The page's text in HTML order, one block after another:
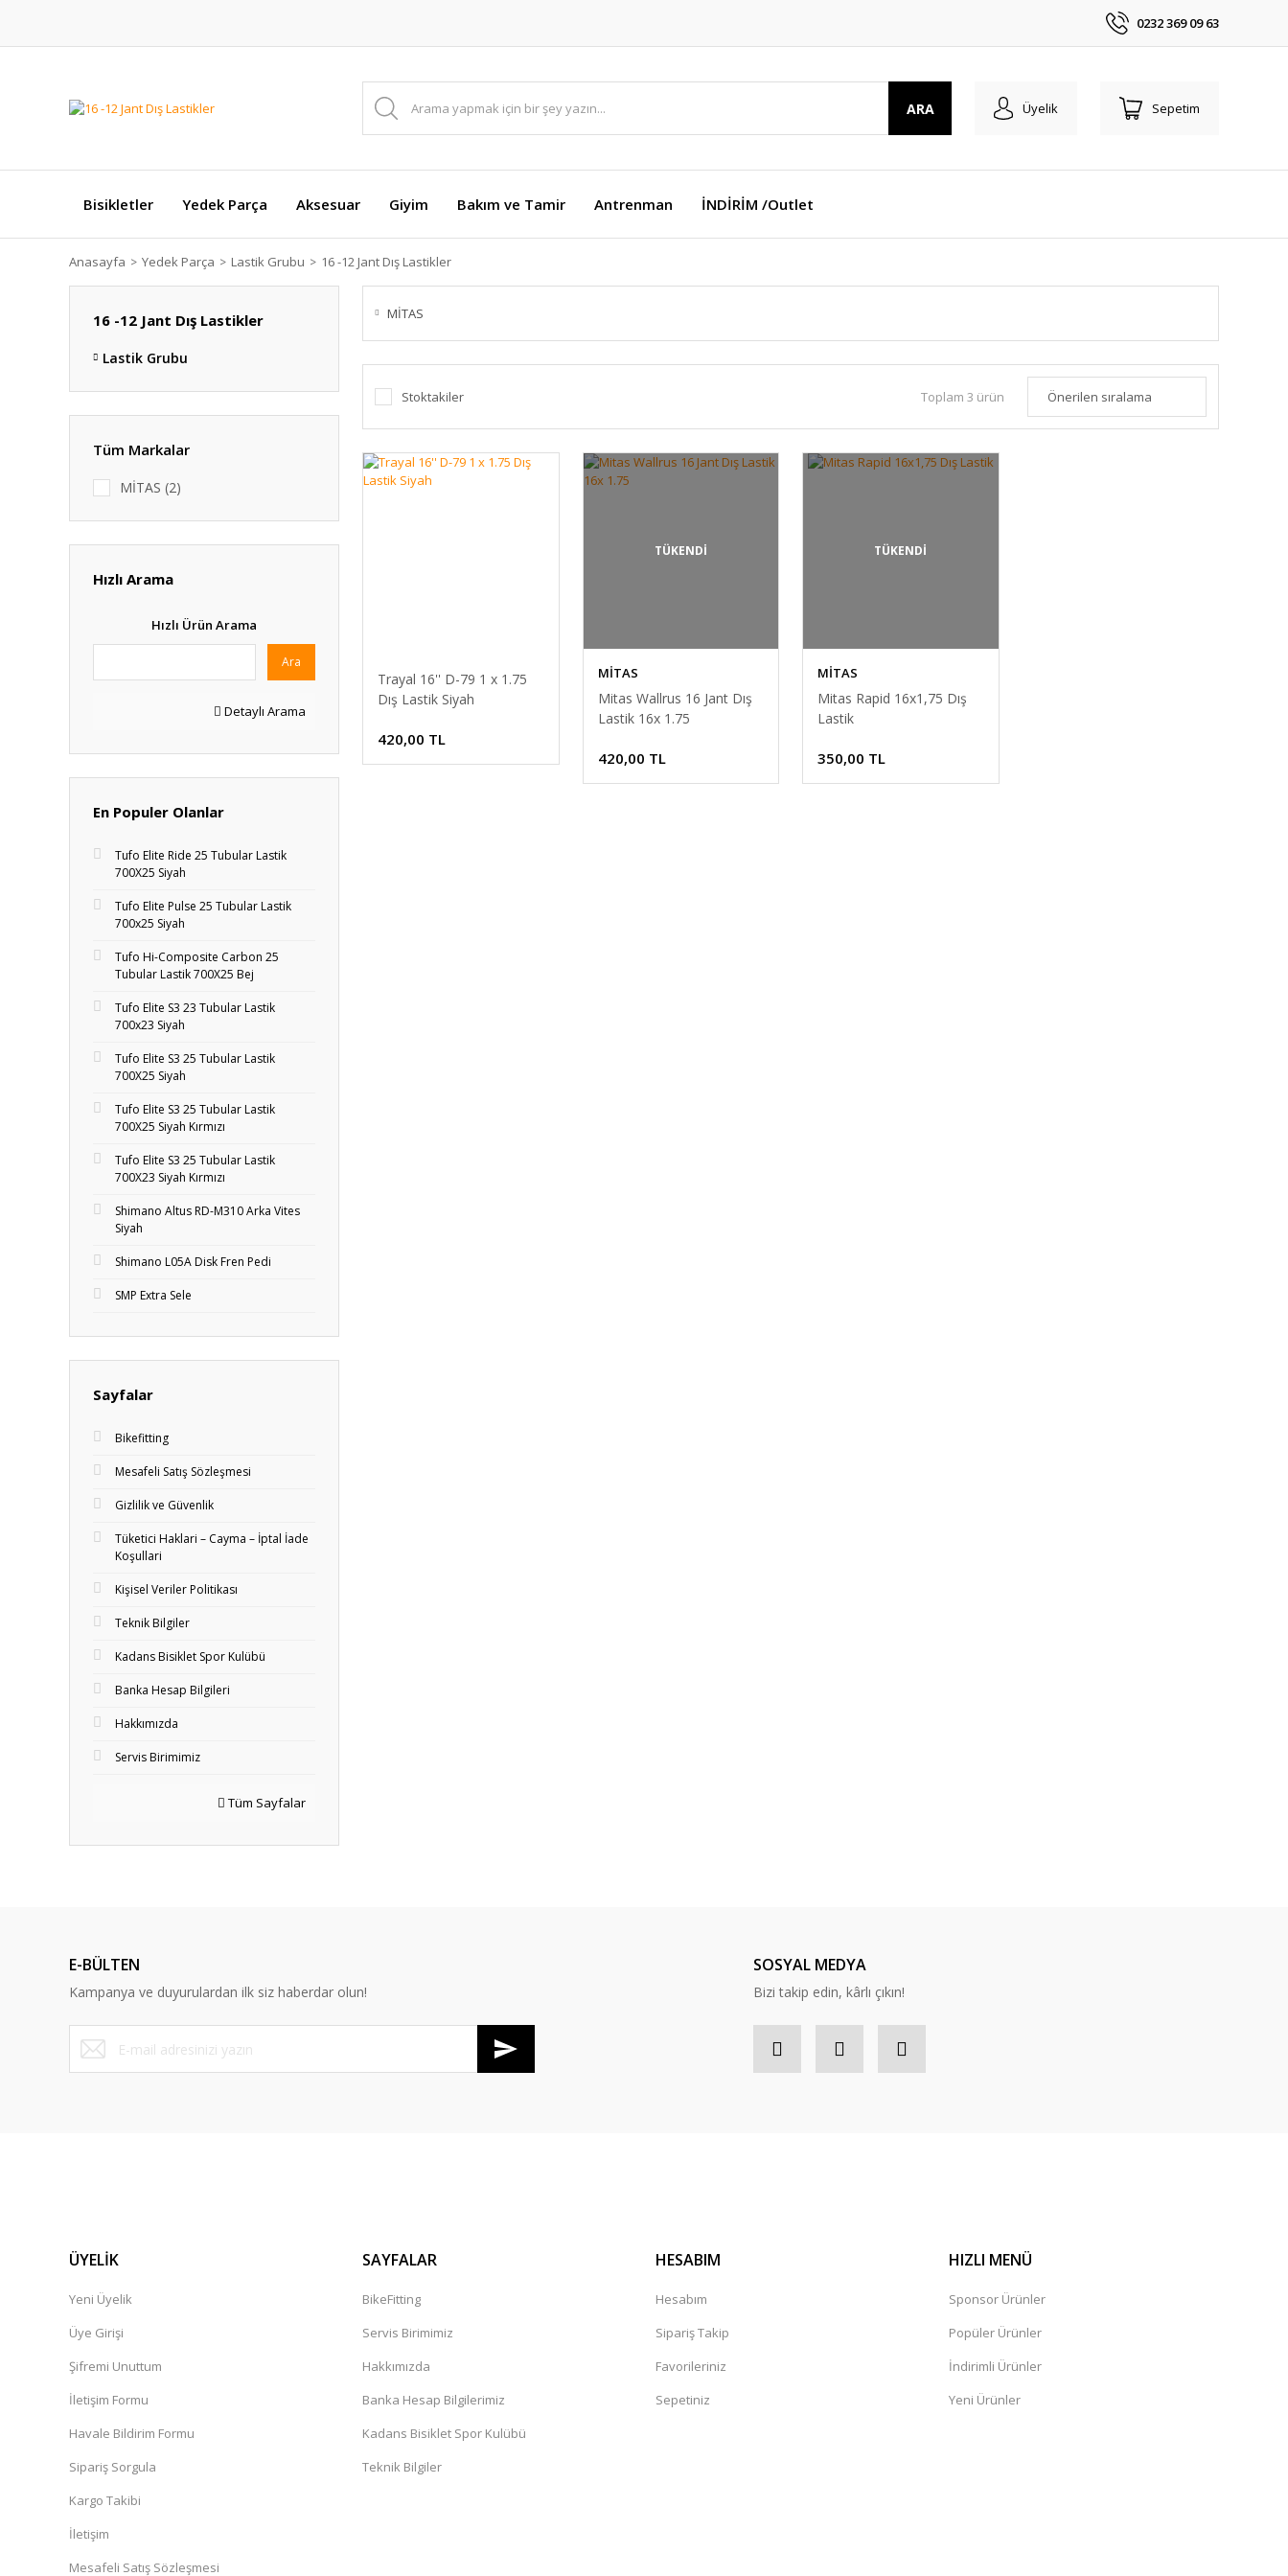
0232 369 09 63
ARA Üyelik Sepetim
Bisikletler Yedek Parça Aksesuar Giyim Bakım ve Tamir Antrenman İNDİRİM /Outlet
Anasayfa Yedek Parça Lastik Grubu 16 -12 Jant Dış Lastikler
16 -12 Jant Dış Lastikler
Lastik Grubu
Tüm Markalar
MİTAS (2)
Hızlı Arama
Hızlı Ürün Arama
Ara
Detaylı Arama
En Populer Olanlar
Tufo Elite Ride 25 Tubular Lastik
700X25 Siyah
Tufo Elite Pulse 25 Tubular Lastik
700x25 Siyah
Tufo Hi-Composite Carbon 25
Tubular Lastik 700X25 Bej
Tufo Elite S3 23 Tubular Lastik
700x23 Siyah
Tufo Elite S3 25 Tubular Lastik
700X25 Siyah
Tufo Elite S3 25 Tubular Lastik
700X25 Siyah Kırmızı
Tufo Elite S3 25 Tubular Lastik
700X23 Siyah Kırmızı
Shimano Altus RD-M310 Arka Vites
Siyah
Shimano L05A Disk Fren Pedi
SMP Extra Sele
Sayfalar
Bikefitting
Mesafeli Satış Sözleşmesi
Gizlilik ve Güvenlik
Tüketici Haklari – Cayma – İptal İade
Koşullari
Kişisel Veriler Politikası
Teknik Bilgiler
Kadans Bisiklet Spor Kulübü
Banka Hesap Bilgileri
Hakkımızda
Servis Birimimiz
Tüm Sayfalar
MİTAS
Stoktakiler Toplam 3 ürün
Trayal 16'' D-79 1 x 1.75
Dış Lastik Siyah
420,00 TL
TÜKENDİ
MİTAS
Mitas Wallrus 16 Jant Dış
Lastik 16x 1.75
420,00 TL
TÜKENDİ
MİTAS
Mitas Rapid 16x1,75 Dış
Lastik
350,00 TL
E-BÜLTEN
Kampanya ve duyurulardan ilk siz haberdar olun!
SOSYAL MEDYA
Bizi takip edin, kârlı çıkın!
ÜYELİK
Yeni Üyelik
Üye Girişi
Şifremi Unuttum
İletişim Formu
Havale Bildirim Formu
Sipariş Sorgula
Kargo Takibi
İletişim
Mesafeli Satış Sözleşmesi
SAYFALAR
BikeFitting
Servis Birimimiz
Hakkımızda
Banka Hesap Bilgilerimiz
Kadans Bisiklet Spor Kulübü
Teknik Bilgiler
HESABIM
Hesabım
Sipariş Takip
Favorileriniz
Sepetiniz
HIZLI MENÜ
Sponsor Ürünler
Popüler Ürünler
İndirimli Ürünler
Yeni Ürünler